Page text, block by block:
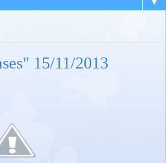
15/11/2013